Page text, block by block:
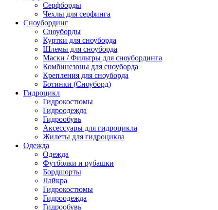
Серфборды
Чехлы для серфинга
Сноубординг
Сноуборды
Куртки для сноуборда
Шлемы для сноуборда
Маски / Фильтры для сноубординга
Комбинезоны для сноуборда
Крепления для сноуборда
Ботинки (Сноуборд)
Гидроцикл
Гидрокостюмы
Гидроодежда
Гидрообувь
Аксессуары для гидроцикла
Жилеты для гидроцикла
Одежда
Одежда
Футболки и рубашки
Бордшорты
Лайкра
Гидрокостюмы
Гидроодежда
Гидрообувь